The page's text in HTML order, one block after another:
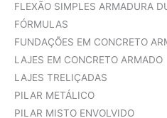
FLEXÃO SIMPLES ARMADURA
FÓRMULAS
FUNDAÇÕES EM CONCRETO
LAJES EM CONCRETO ARMADO
LAJES TRELIÇADAS
PILAR METÁLICO
PILAR MISTO ENVOLVIDO